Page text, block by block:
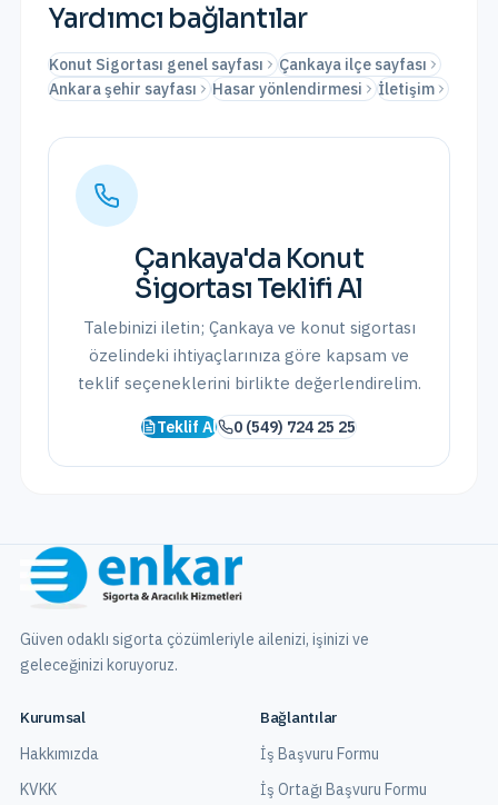
Yardımcı bağlantılar
Konut Sigortası genel sayfası
Çankaya ilçe sayfası
Ankara şehir sayfası
Hasar yönlendirmesi İletişim
Çankaya'da Konut
Sigortası Teklifi Al
Talebinizi iletin; Çankayave konut sigortası
özelindeki ihtiyaçlarınıza göre kapsam ve
teklif seçeneklerini birlikte değerlendirelim.
Teklif Al 0 (549) 724 25 25
Güven odaklı sigorta çözümleriyle ailenizi, işinizi ve
geleceğinizi koruyoruz.
Kurumsal
Hakkımızda
KVKK
Bağlantılar
İş Başvuru Formu
İş Ortağı Başvuru Formu